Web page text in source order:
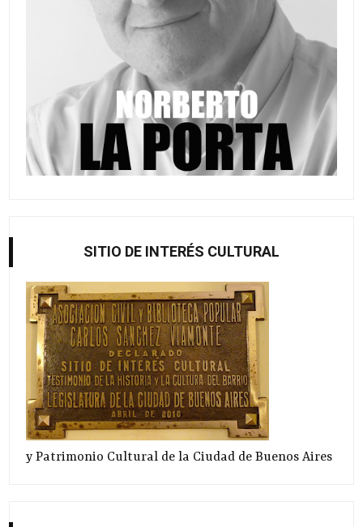
SITIO DE INTERÉS CULTURAL
y Patrimonio Cultural de la Ciudad de Buenos Aires